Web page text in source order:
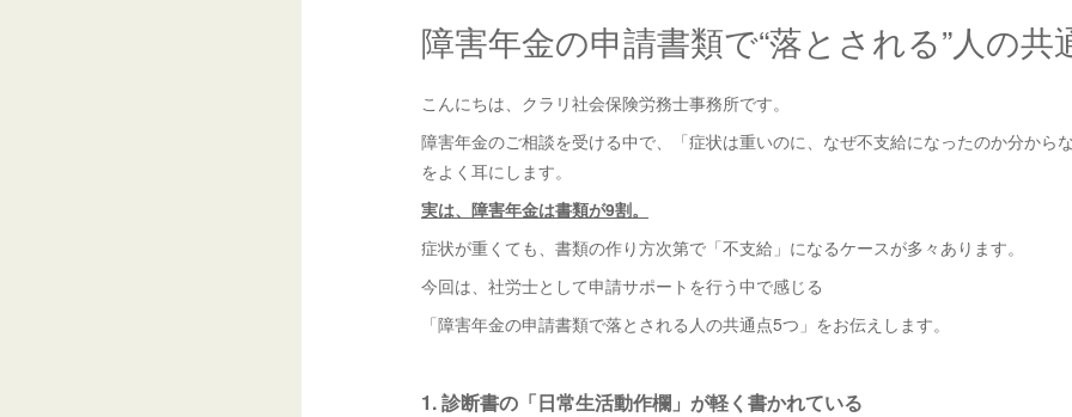
障害年金の申請書類で“落とされる”人の共
こんにちは、クラリ社会保険労務士事務所です。
障害年金のご相談を受ける中で、「症状は重いのに、なぜ不支給になったのか分から
をよく耳にします。
実は、障害年金は書類が9割。
症状が重くても、書類の作り方次第で「不支給」になるケースが多々あります。
今回は、社労士として申請サポートを行う中で感じる
「障害年金の申請書類で落とされる人の共通点5つ」をお伝えします。
1. 診断書の「日常生活動作欄」が軽く書かれている